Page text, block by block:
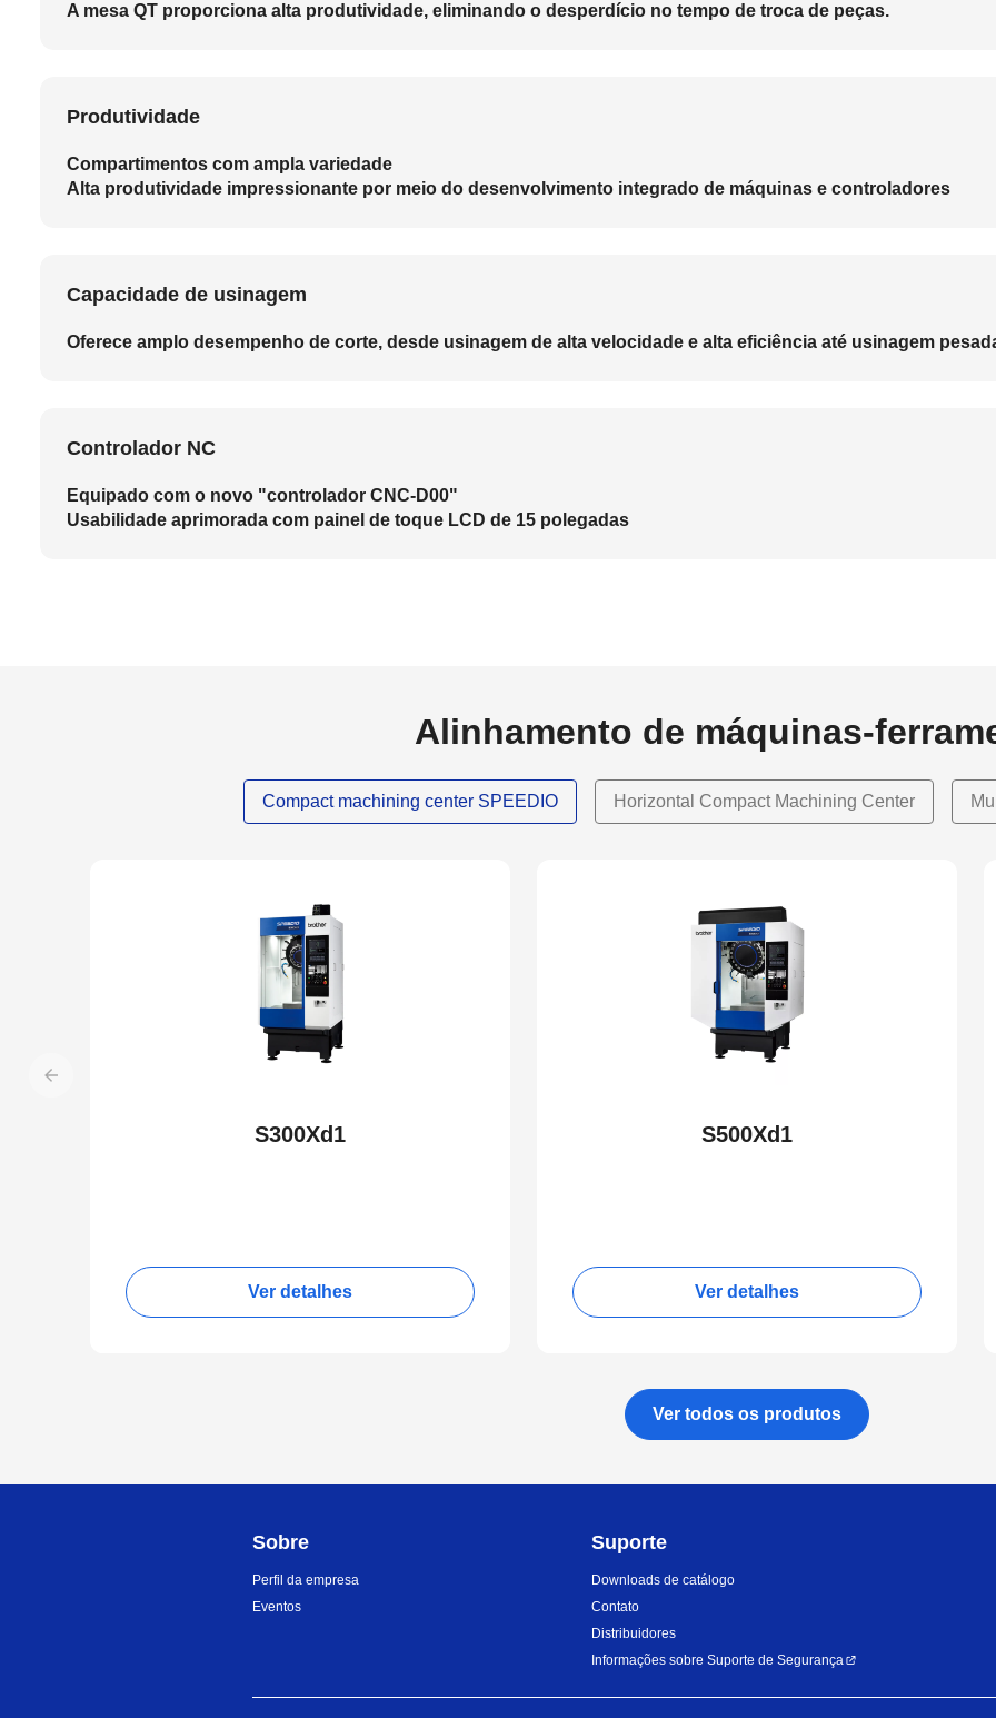
A mesa QT proporciona alta produtividade, eliminando o desperdício no tempo de troca de peças.
Produtividade
Compartimentos com ampla variedade
Alta produtividade impressionante por meio do desenvolvimento integrado de máquinas e controladores
Capacidade de usinagem
Oferece amplo desempenho de corte, desde usinagem de alta velocidade e alta eficiência até usinagem
Controlador NC
Equipado com o novo "controlador CNC-D00"
Usabilidade aprimorada com painel de toque LCD de 15 polegadas
Alinhamento de máquinas-
Compact machining center SPEEDIO Horizontal Compact Machining Center
S300Xd1
Ver detalhes
S500Xd1
Ver detalhes
Ver todos os produtos
Sobre
Perfil da empresa
Eventos
Suporte
Downloads de catálogo
Contato
Distribuidores
Informações sobre Suporte de Segurança